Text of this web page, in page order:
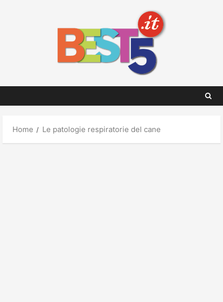
Home Le patologie respiratorie del cane